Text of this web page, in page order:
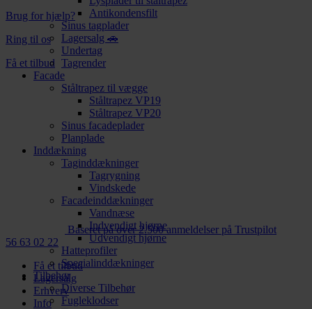
Antikondensfilt
Sinus tagplader
Lagersalg 🚗
Undertag
Tagrender
Facade
Ståltrapez til vægge
Ståltrapez VP19
Ståltrapez VP20
Sinus facadeplader
Planplade
Inddækning
Taginddækninger
Tagrygning
Vindskede
Facadeinddækninger
Vandnæse
Indvendigt hjørne
Udvendigt hjørne
Hatteprofiler
Specialinddækninger
Tilbehør
Diverse Tilbehør
Fugleklodser
Brug for hjælp?
Ring til os
Få et tilbud
Baseret på over 2.500 anmeldelser på Trustpilot
56 63 02 22
Få et tilbud
Lagersalg
Erhverv
Info